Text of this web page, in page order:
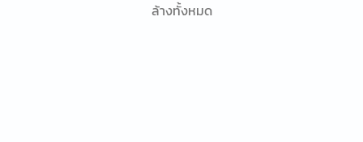
ล้างทั้งหมด